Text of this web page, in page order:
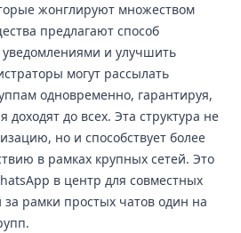
жонглируют множеством
предлагают способ
и улучшить
могут рассылать
одновременно, гарантируя,
до всех. Эта структура не
но и способствует более
в рамках крупных сетей. Это
в центр для совместных
рамки простых чатов один на